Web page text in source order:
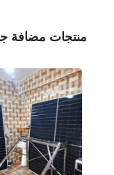
منتجات مضافة